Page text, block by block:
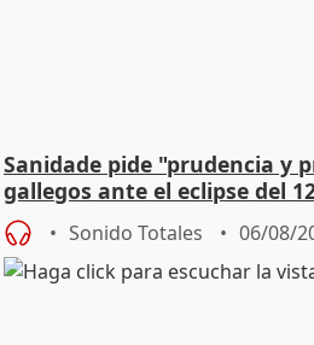
Sanidade pide "prudencia y
gallegos ante el eclipse del
Sonido Totales 06/08/